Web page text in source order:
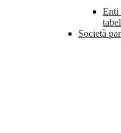
Enti
Società